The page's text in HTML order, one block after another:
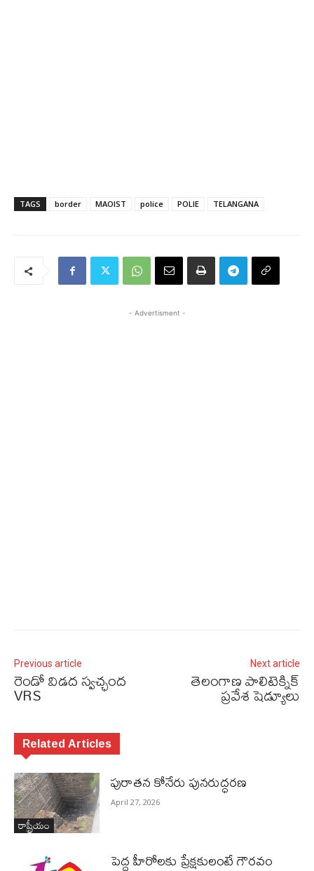
TAGS border MAOIST police POLIE TELANGANA
- Advertisment -
Previous article
రెండో విడద స్వచ్ఛంద
VRS
Next article
తెలంగాణ పాలిటెక్నిక్‌
ప్రవేశ షెడ్యూలు
Related Articles
రాష్ట్రీయం
పురాత‌న కోనేరు పున‌రుద్ధ‌ర‌ణ
April 27, 2026
పెద్ద హీరోల‌కు ప్రేక్ష‌కులంటే గౌర‌వం